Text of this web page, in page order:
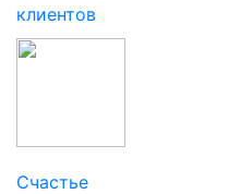
клиентов
Счастье